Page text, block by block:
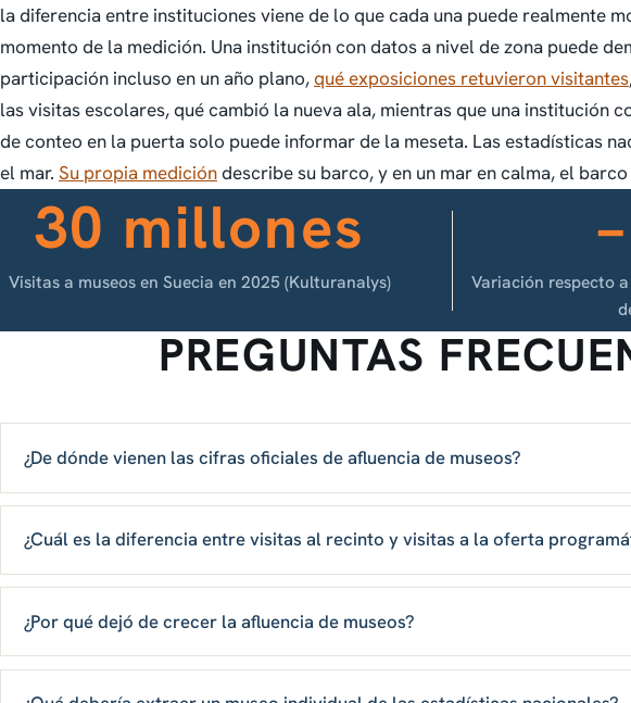
la diferencia entre instituciones viene de lo que cada una puede realmente
momento de la medición. Una institución con datos a nivel de zona puede
participación incluso en un año plano,qué exposiciones retuvieron visitantes
las visitas escolares, qué cambió la nueva ala, mientras que una institución
de conteo en la puerta solo puede informar de la meseta. Las estadísticas
el mar. Su propia medicióndescribe su barco, y en un mar en calma, el
30 millones
Visitas a museos en Suecia en 2025 (Kulturanalys)
Variación respecto
PREGUNTAS
¿De dónde vienen las cifras oficiales de afluencia de museos?
¿Cuál es la diferencia entre visitas al recinto y visitas a la oferta
¿Por qué dejó de crecer la afluencia de museos?